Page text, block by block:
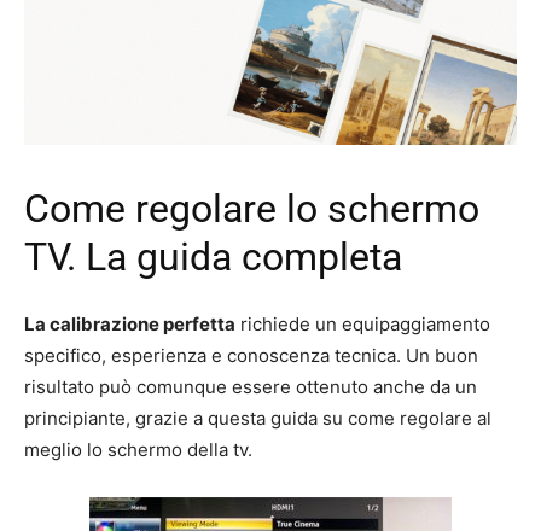
Come regolare lo schermo
TV. La guida completa
La calibrazione perfetta richiede un equipaggiamento
specifico, esperienza e conoscenza tecnica. Un buon
risultato può comunque essere ottenuto anche da un
principiante, grazie a questa guida su come regolare al
meglio lo schermo della tv.